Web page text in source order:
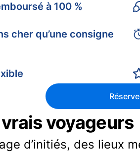
à 100 %
cher qu’une consigne
voyageurs
d’initiés, des lieux